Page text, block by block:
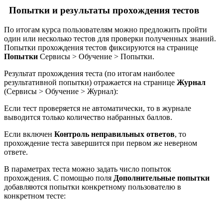
Попытки и результаты прохождения тестов
По итогам курса пользователям можно предложить пройти
один или несколько тестов для проверки полученных знаний.
Попытки прохождения тестов фиксируются на странице
Попытки Сервисы > Обучение > Попытки.
Результат прохождения теста (по итогам наиболее
результативной попытки) отражается на странице Журнал
(Сервисы > Обучение > Журнал):
Если тест проверяется не автоматически, то в журнале
выводится только количество набранных баллов.
Если включен Контроль неправильных ответов, то
прохождение теста завершится при первом же неверном
ответе.
В параметрах теста можно задать число попыток
прохождения. С помощью поля Дополнительные попытки
добавляются попытки конкретному пользователю в
конкретном тесте: